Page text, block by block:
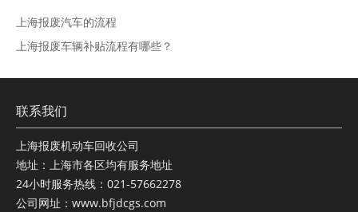
上海报废汽车的流程
上海报废车辆补贴流程有哪些？
联系我们
上海报废机动车回收公司
地址：上海市各区均有服务地址
24小时服务热线：021-57662278
公司网址：www.bfjdcgs.com